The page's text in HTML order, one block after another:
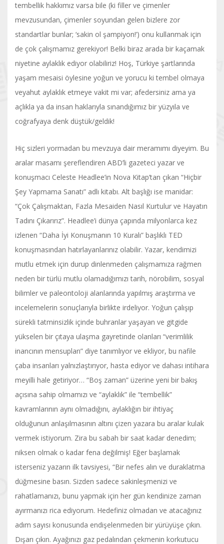
tembellik hakkımız varsa bile (ki filler ve çimenler
mevzusundan, çimenler soyundan gelen bizlere zor
standartlar bunlar; ‘sakin ol şampiyon!’) onu kullanmak için
de çok çalışmamız gerekiyor! Belki biraz arada bir kaçamak
niyetine aylaklık ediyor olabiliriz! Hoş, Türkiye şartlarında
yaşam mesaisi öylesine yoğun ve yorucu ki tembel olmaya
veyahut aylaklık etmeye vakit mi var; afedersiniz ama ya
açlıkla ya da insan haklarıyla sınandığımız bir yüzyıla ve
coğrafyaya denk düştük/geldik!
Hiç sizleri yormadan bu mevzuya dair meramımı diyeyim. Bu
aralar masamı şereflendiren ABD’li gazeteci yazar ve
konuşmacı Celeste Headlee’in Nova Kitap’tan çıkan “Hiçbir
Şey Yapmama Sanatı” adlı kitabı. Alt başlığı ise manidar:
“Çok Çalışmaktan, Fazla Mesaiden Nasıl Kurtulur ve Hayatın
Tadını Çıkarırız”. Headlee’i dünya çapında milyonlarca kez
izlenen “Daha İyi Konuşmanın 10 Kuralı” başlıklı TED
konuşmasından hatırlayanlarınız olabilir. Yazar, kendimizi
mutlu etmek için durup dinlenmeden çalışmamıza rağmen
neden bir türlü mutlu olamadığımızı tarih, nörobilim, sosyal
bilimler ve paleontoloji alanlarında yapılmış araştırma ve
incelemelerin sonuçlarıyla birlikte irdeliyor. Yoğun çalışıp
sürekli tatminsizlik içinde buhranlar yaşayan ve gitgide
yükselen bir çıtaya ulaşma gayretinde olanları “verimlilik
inancının mensupları” diye tanımlıyor ve ekliyor, bu nafile
çaba insanları yalnızlaştırıyor, hasta ediyor ve dahası intihara
meyilli hale getiriyor… “Boş zaman” üzerine yeni bir bakış
açısına sahip olmamızı ve “aylaklık” ile “tembellik”
kavramlarının aynı olmadığını, aylaklığın bir ihtiyaç
olduğunun anlaşılmasının altını çizen yazara bu aralar kulak
vermek istiyorum. Zira bu sabah bir saat kadar denedim;
niksen olmak o kadar fena değilmiş! Eğer başlamak
isterseniz yazarın ilk tavsiyesi, “Bir nefes alın ve duraklatma
düğmesine basın. Sizden sadece sakinleşmenizi ve
rahatlamanızı, bunu yapmak için her gün kendinize zaman
ayırmanızı rica ediyorum. Hedefiniz olmadan ve atacağınız
adım sayısı konusunda endişelenmeden bir yürüyüşe çıkın.
Dışarı çıkın. Ayağınızı gaz pedalından çekmenin korkutucu